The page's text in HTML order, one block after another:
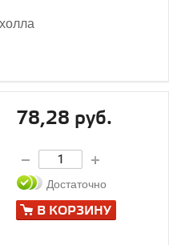
78,28 руб.
Достаточно
В КОРЗИНУ